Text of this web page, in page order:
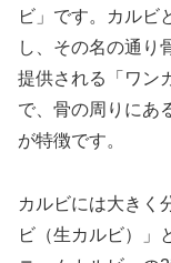
ビ」です。カルビ
し、その名の通り
提供される「ワン
で、骨の周りにあ
が特徴です。
カルビには大きく
ビ（生カルビ）」